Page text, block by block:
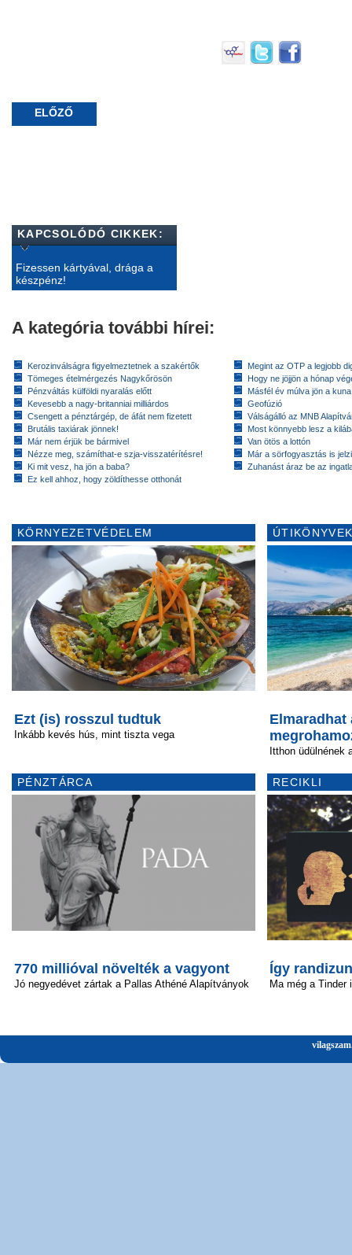
ELŐZŐ
KAPCSOLÓDÓ CIKKEK:
Fizessen kártyával, drága a
készpénz!
A kategória további hírei:
Kerozinválságra figyelmeztetnek a szakértők
Tömeges ételmérgezés Nagykőrösön
Pénzváltás külföldi nyaralás előtt
Kevesebb a nagy-britanniai milliárdos
Csengett a pénztárgép, de áfát nem fizetett
Brutális taxiárak jönnek!
Már nem érjük be bármivel
Nézze meg, számíthat-e szja-visszatérítésre!
Ki mit vesz, ha jön a baba?
Ez kell ahhoz, hogy zöldíthesse otthonát
Megint az OTP a legjobb
Hogy ne jöjjön a hónap
Másfél év múlva jön a
Geofúzió
Válságálló az MNB
Most könnyebb lesz a
Van ötös a lottón
Már a sörfogyasztás is
Zuhanást áraz be az
KÖRNYEZETVÉDELEM
Ezt (is) rosszul tudtuk
Inkább kevés hús, mint tiszta vega
PÉNZTÁRCA
770 millióval növelték a vagyont
Jó negyedévet zártak a Pallas Athéné Alapítványok
Elmaradhat
Itthon üdülnének
RECIKLI
Így
Ma még a Tinder